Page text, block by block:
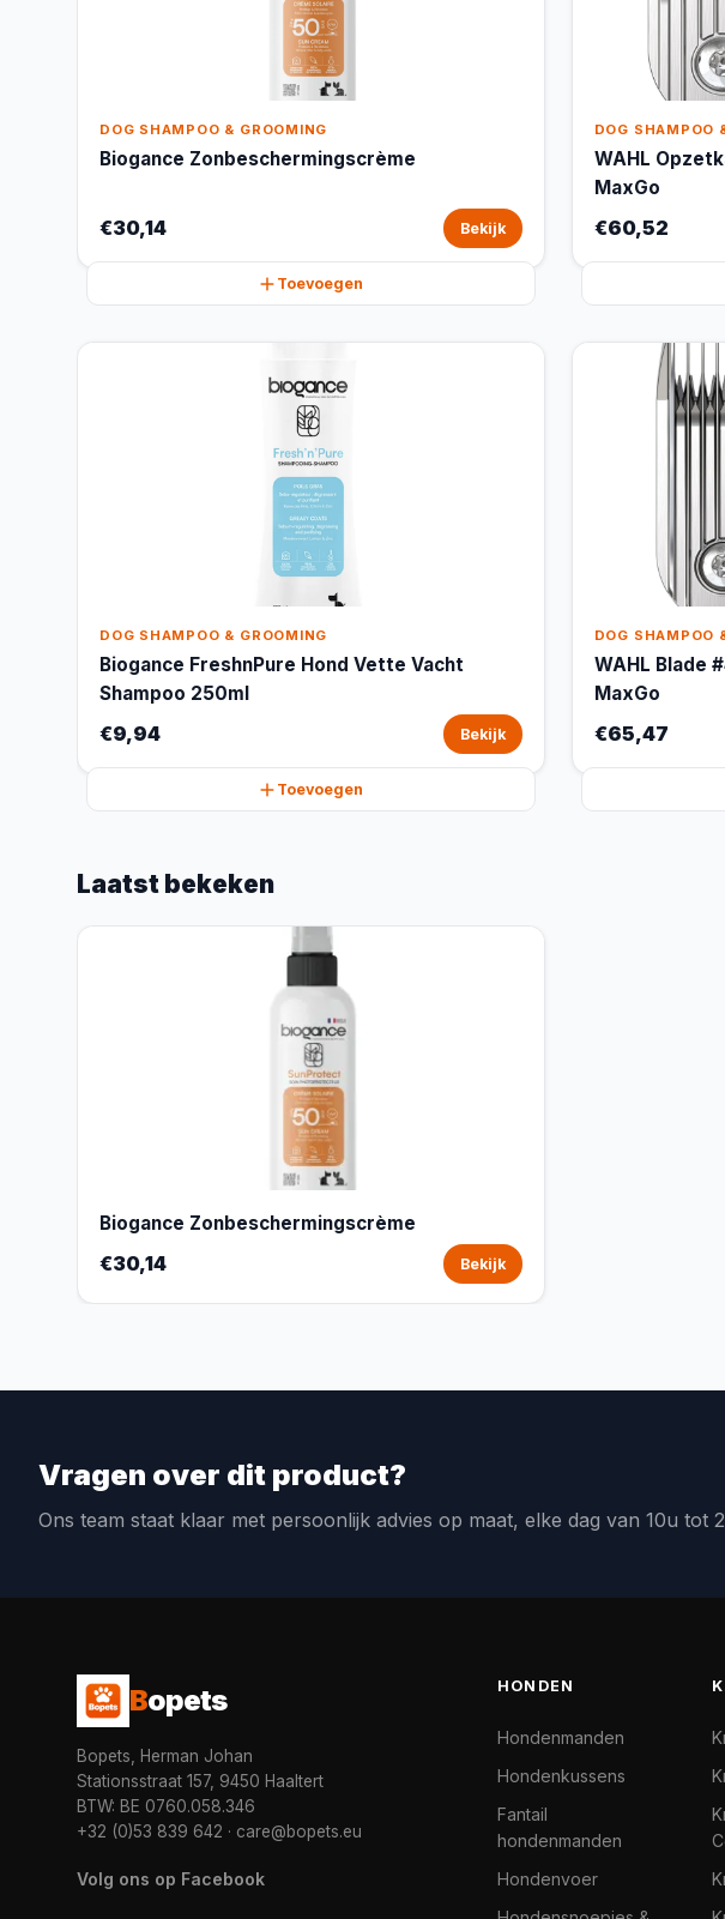
DOG SHAMPOO & GROOMING
Biogance Zonbeschermingscrème
€30,14 Bekijk
Toevoegen
DOG SHAMPOO
WAHL
MaxGo
€60,52
DOG SHAMPOO & GROOMING
Biogance FreshnPure Hond Vette Vacht
Shampoo 250ml
€9,94 Bekijk
Toevoegen
DOG SHAMPOO
WAHL Blade
MaxGo
€65,47
Laatst bekeken
Biogance Zonbeschermingscrème
€30,14 Bekijk
Vragen over dit product?
Ons team staat klaar met persoonlijk advies op maat, elke dag van 10u tot
Bopets
Bopets, Herman Johan
Stationsstraat 157, 9450 Haaltert
BTW: BE 0760.058.346
+32 (0)53 839 642 · care@bopets.eu
Volg ons op Facebook
HONDEN
Hondenmanden
Hondenkussens
Fantail
hondenmanden
Hondenvoer